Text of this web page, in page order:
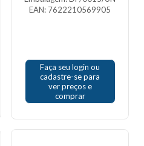
EAN: 7622210569905
Faça seu login ou
cadastre-se para
ver preços e
comprar